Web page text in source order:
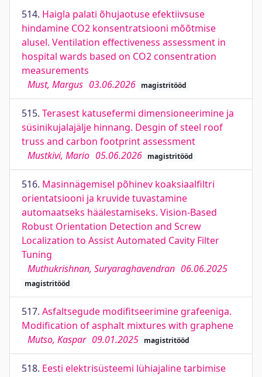
514. Haigla palati õhujaotuse efektiivsuse
hindamine CO2 konsentratsiooni mõõtmise
alusel. Ventilation effectiveness assessment in
hospital wards based on CO2 consentration
measurements
Must, Margus 03.06.2026 magistritööd
515. Terasest katusefermi dimensioneerimine ja
süsinikujalajälje hinnang. Desgin of steel roof
truss and carbon footprint assessment
Mustkivi, Mario 05.06.2026 magistritööd
516. Masinnägemisel põhinev koaksiaalfiltri
orientatsiooni ja kruvide tuvastamine
automaatseks häälestamiseks. Vision-Based
Robust Orientation Detection and Screw
Localization to Assist Automated Cavity Filter
Tuning
Muthukrishnan, Suryaraghavendran 06.06.2025
magistritööd
517. Asfaltsegude modifitseerimine grafeeniga.
Modification of asphalt mixtures with graphene
Mutso, Kaspar 09.01.2025 magistritööd
518. Eesti elektrisüsteemi lühiajaline tarbimise